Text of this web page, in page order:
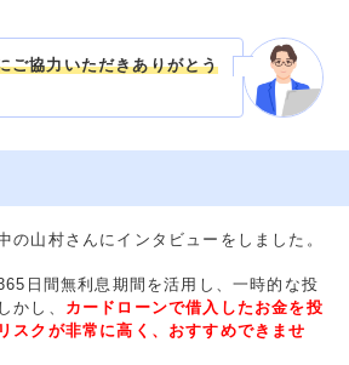
ご協力いただきありがとう
の山村さんにインタビューをしました。
日間無利息期間を活用し、一時的な投
かし、 カードローンで借入したお金を投
スクが非常に高く、おすすめできませ